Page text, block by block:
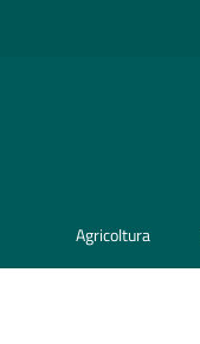
Agricoltura